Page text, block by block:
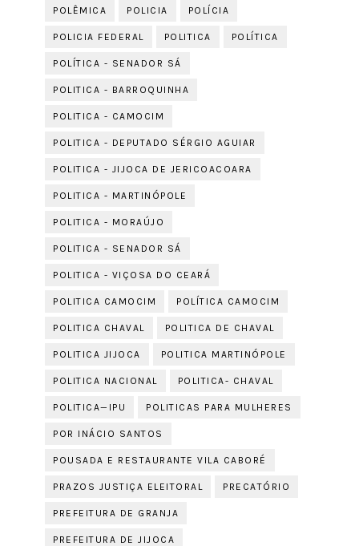
POLÊMICA POLICIA POLÍCIA
POLICIA FEDERAL POLITICA POLÍTICA
POLÍTICA - SENADOR SÁ
POLITICA - BARROQUINHA
POLITICA - CAMOCIM
POLITICA - DEPUTADO SÉRGIO AGUIAR
POLITICA - JIJOCA DE JERICOACOARA
POLITICA - MARTINÓPOLE
POLITICA - MORAÚJO
POLITICA - SENADOR SÁ
POLITICA - VIÇOSA DO CEARÁ
POLITICA CAMOCIM POLÍTICA CAMOCIM
POLITICA CHAVAL POLITICA DE CHAVAL
POLITICA JIJOCA POLITICA MARTINÓPOLE
POLITICA NACIONAL POLITICA- CHAVAL
POLITICA—IPU POLITICAS PARA MULHERES
POR INÁCIO SANTOS
POUSADA E RESTAURANTE VILA CABORÉ
PRAZOS JUSTIÇA ELEITORAL PRECATÓRIO
PREFEITURA DE GRANJA
PREFEITURA DE JIJOCA